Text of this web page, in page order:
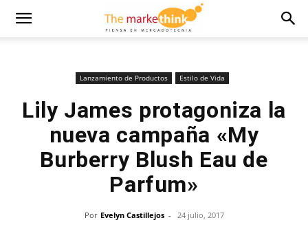
Lanzamiento de Productos Estilo de Vida
Lily James protagoniza la
nueva campaña «My
Burberry Blush Eau de
Parfum»
Por Evelyn Castillejos - 24 julio, 2017